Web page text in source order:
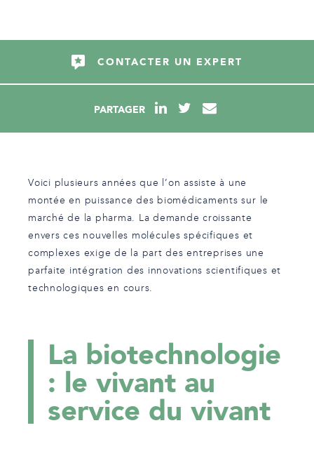
CONTACTER UN EXPERT
PARTAGER
Voici plusieurs années que l’on assiste à une
montée en puissance des biomédicaments sur le
marché de la pharma. La demande croissante
envers ces nouvelles molécules spécifiques et
complexes exige de la part des entreprises une
parfaite intégration des innovations scientifiques et
technologiques en cours.
La biotechnologie
: le vivant au
service du vivant